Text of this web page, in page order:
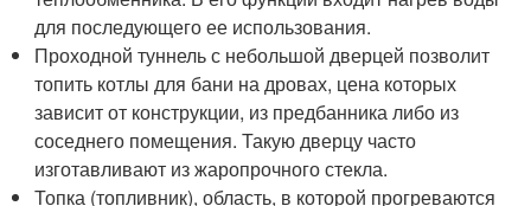
для последующего ее использования.
Проходной туннель с небольшой дверцей позволит
топить котлы для бани на дровах, цена которых
зависит от конструкции, из предбанника либо из
соседнего помещения. Такую дверцу часто
изготавливают из жаропрочного стекла.
Топка (топливник), область, в которой прогреваются